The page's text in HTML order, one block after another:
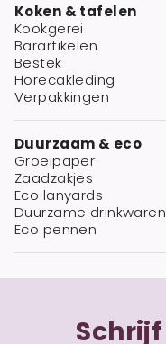
Koken & tafelen
Kookgerei
Barartikelen
Bestek
Horecakleding
Verpakkingen
Duurzaam & eco
Groeipaper
Zaadzakjes
Eco lanyards
Duurzame drinkwaren
Eco pennen